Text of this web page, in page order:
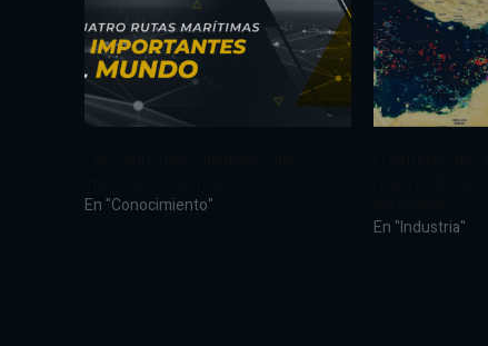
En "Conocimiento"
En "Industria"